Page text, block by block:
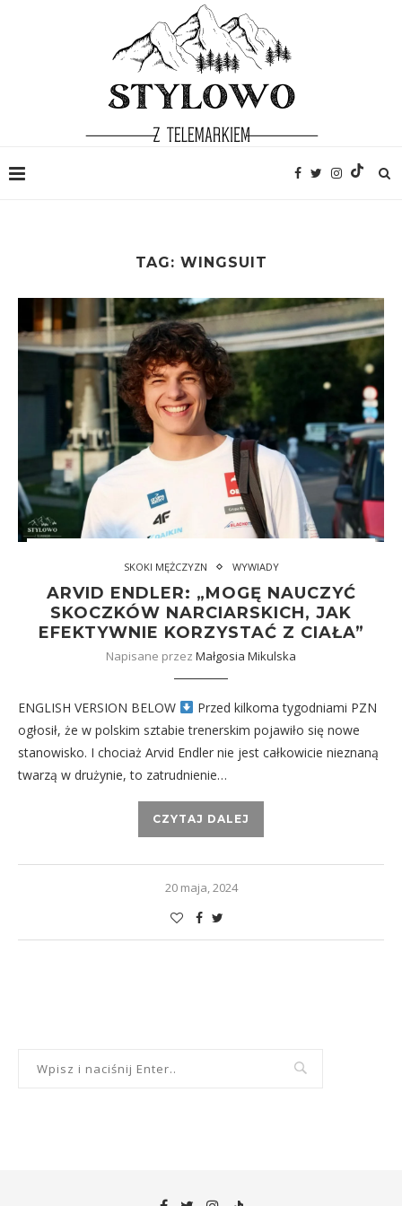
TAG: WINGSUIT
SKOKI MĘŻCZYZN WYWIADY
ARVID ENDLER: „MOGĘ NAUCZYĆ
SKOCZKÓW NARCIARSKICH, JAK
EFEKTYWNIE KORZYSTAĆ Z CIAŁA”
Napisane przez Małgosia Mikulska
ENGLISH VERSION BELOW
Przed kilkoma tygodniami PZN
ogłosił, że w polskim sztabie trenerskim pojawiło się nowe
stanowisko. I chociaż Arvid Endler nie jest całkowicie nieznaną
twarzą w drużynie, to zatrudnienie…
CZYTAJ DALEJ
20 maja, 2024